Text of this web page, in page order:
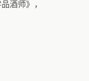
酒师》，